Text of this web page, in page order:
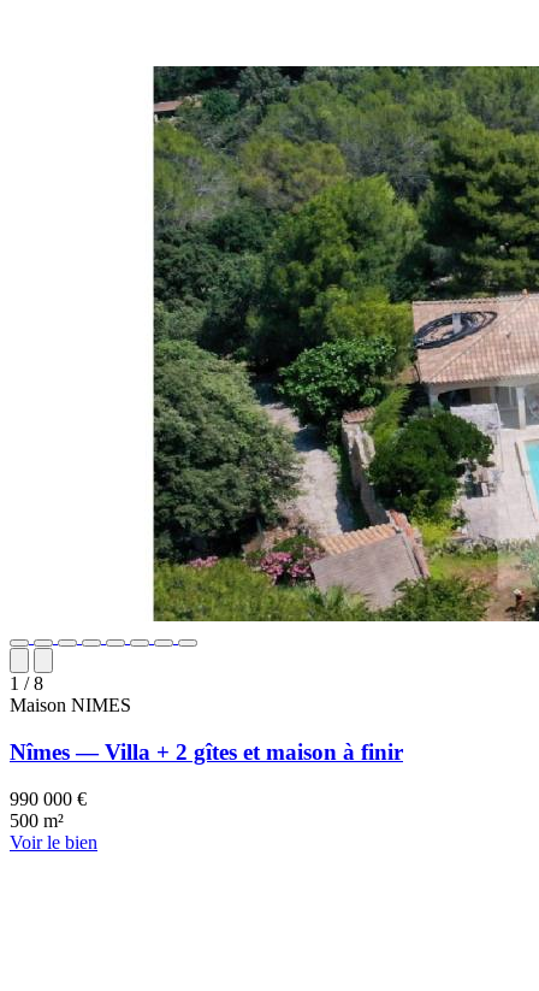
1 / 8
Maison NIMES
Nîmes — Villa + 2 gîtes et maison à finir
990 000 €
500 m²
Voir le bien